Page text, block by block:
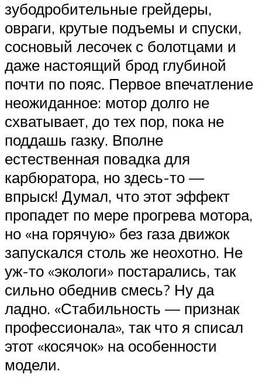
зубодробительные грейдеры,
овраги, крутые подъемы и спуски,
сосновый лесочек с болотцами и
даже настоящий брод глубиной
почти по пояс. Первое впечатление
неожиданное: мотор долго не
схватывает, до тех пор, пока не
поддашь газку. Вполне
естественная повадка для
карбюратора, но здесь-то —
впрыск! Думал, что этот эффект
пропадет по мере прогрева мотора,
но «на горячую» без газа движок
запускался столь же неохотно. Не
уж-то «экологи» постарались, так
сильно обеднив смесь? Ну да
ладно. «Стабильность — признак
профессионала», так что я списал
этот «косячок» на особенности
модели.